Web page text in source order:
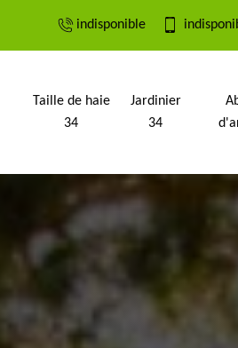
indisponible
Taille de haie
34
Jardinier
34